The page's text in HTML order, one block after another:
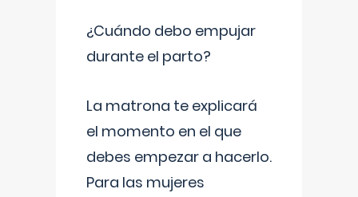
¿Cuándo debo empujar
durante el parto?
La matrona te explicará
el momento en el que
debes empezar a hacerlo.
Para las mujeres